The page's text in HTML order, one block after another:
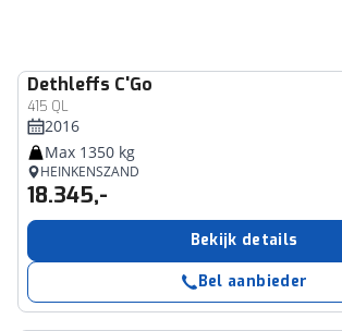
Dethleffs C'Go
415 QL
2016
Max 1350 kg
HEINKENSZAND
18.345,-
Bekijk details
Bel aanbieder